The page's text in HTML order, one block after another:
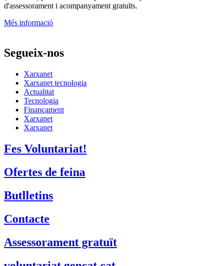
d'assessorament i acompanyament gratuïts.
Més informació
Segueix-nos
Xarxanet
Xarxanet tecnologia
Actualitat
Tecnologia
Finançament
Xarxanet
Xarxanet
Fes Voluntariat!
Ofertes de feina
Butlletins
Contacte
Assessorament gratuït